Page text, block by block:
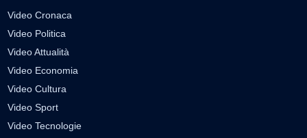
Video Cronaca
Video Politica
Video Attualità
Video Economia
Video Cultura
Video Sport
Video Tecnologie